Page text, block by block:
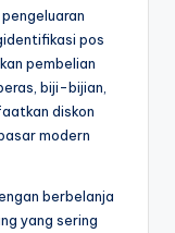
pos
pembelian
biji-bijian,
diskon
modern
berbelanja
yang sering